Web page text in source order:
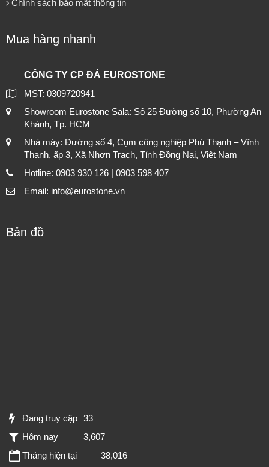
Chính sách bảo mật thông tin
Mua hàng nhanh
CÔNG TY CP ĐÁ EUROSTONE
MST: 0309720941
Showroom Eurostone Sala: Số 25 Đường số 10, Phường An
Khánh, Tp. HCM
Nhà máy: Đường số 4, Cụm công nghiệp Phú Thạnh – Vĩnh
Thanh, ấp 3, Xã Nhơn Trạch, Tỉnh Đồng Nai, Việt Nam
Hotline: 0903 930 126 | 0903 598 407
Email: info@eurostone.vn
Bản đồ
Đang truy cập 33
Hôm nay
3,607
Tháng hiện tại
38,016